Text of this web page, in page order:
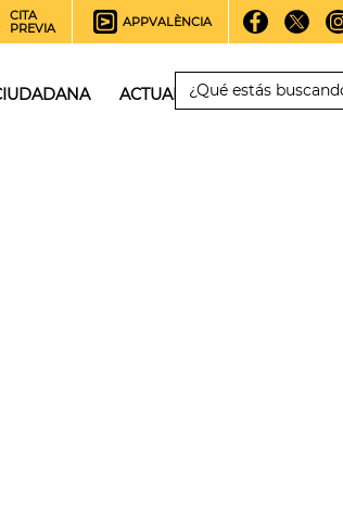
CITA
PREVIA
APPVALÈNCIA
ACTUALIDAD